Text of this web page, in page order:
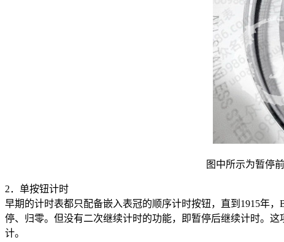
图中所示为暂停
2．单按钮计时
早期的计时表都只配备嵌入表冠的顺序计时按钮，直到1915年
停、归零。但没有二次继续计时的功能，即暂停后继续计时。
计。